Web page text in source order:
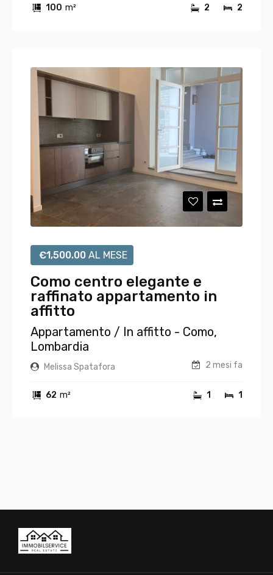
100 m² 2
2
€1,500.00 AL MESE
Como centro elegante e
raffinato appartamento in
affitto
Appartamento / In affitto - Como,
Lombardia
Melissa Spatafora 2 mesi fa
62 m² 1
1